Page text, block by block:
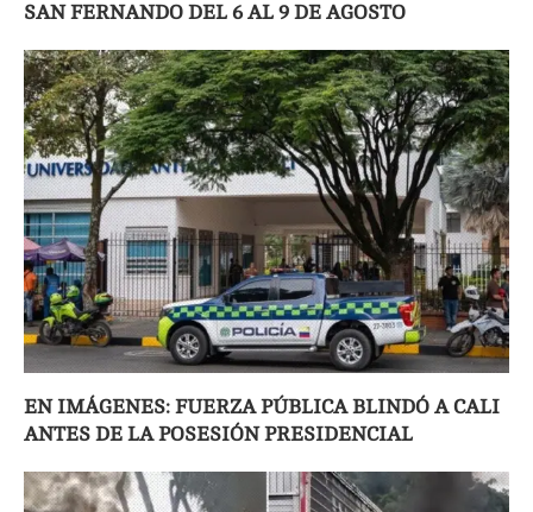
SAN FERNANDO DEL 6 AL 9 DE AGOSTO
EN IMÁGENES: FUERZA PÚBLICA BLINDÓ A CALI
ANTES DE LA POSESIÓN PRESIDENCIAL